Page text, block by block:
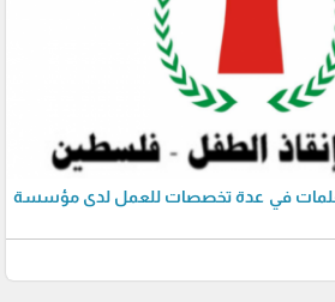
في عدة تخصصات للعمل لدى مؤسسة